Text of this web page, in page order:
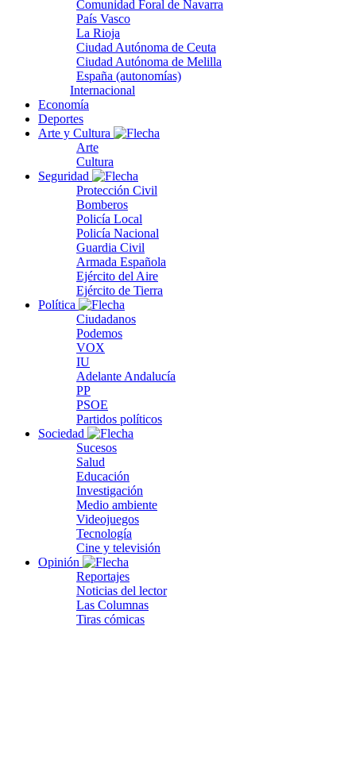
Comunidad Foral de Navarra
País Vasco
La Rioja
Ciudad Autónoma de Ceuta
Ciudad Autónoma de Melilla
España (autonomías)
Internacional
Economía
Deportes
Arte y Cultura
Arte
Cultura
Seguridad
Protección Civil
Bomberos
Policía Local
Policía Nacional
Guardia Civil
Armada Española
Ejército del Aire
Ejército de Tierra
Política
Ciudadanos
Podemos
VOX
IU
Adelante Andalucía
PP
PSOE
Partidos políticos
Sociedad
Sucesos
Salud
Educación
Investigación
Medio ambiente
Videojuegos
Tecnología
Cine y televisión
Opinión
Reportajes
Noticias del lector
Las Columnas
Tiras cómicas